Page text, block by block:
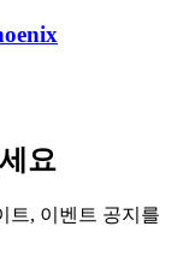
요
트, 이벤트 공지를